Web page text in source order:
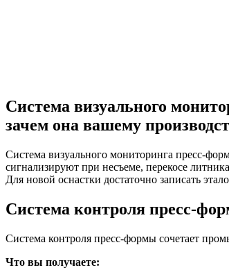
Система визуального
зачем она вашему
Система визуального мониторинга пресс-
сигнализируют при несъеме, перекосе
Для новой оснастки достаточно записать
Система контроля пресс-
Система контроля пресс-формы сочетает
Что вы получаете: